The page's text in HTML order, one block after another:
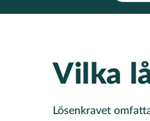
Vilka
Lösenkravet